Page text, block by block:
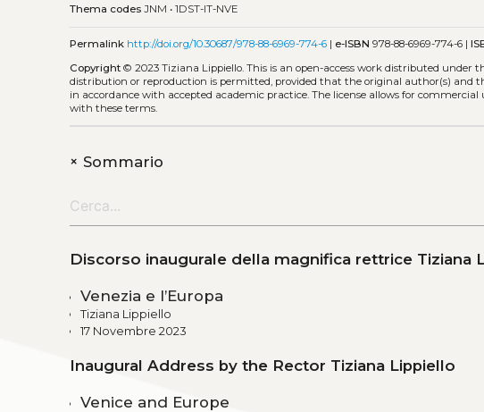
Thema codes JNM •1DST-IT-NVE
Permalink http://doi.org/10.30687/978-88-6969-774-6 | e-ISBN 978-88-6969-774-6 |
Copyright © 2023 Tiziana Lippiello.This is an open-access work distributed under
distribution or reproduction is permitted, provided that the original author(s) and
in accordance with accepted academic practice. The license allows for
with these terms.
+Sommario
Discorso inaugurale della magnifica rettrice Tiziana
Venezia e l’Europa
Tiziana Lippiello
17 Novembre 2023
Inaugural Address by the Rector Tiziana Lippiello
Venice and Europe